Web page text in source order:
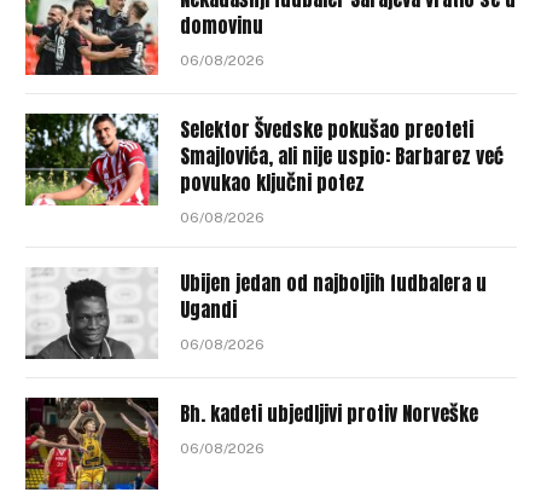
domovinu
06/08/2026
Selektor Švedske pokušao preoteti
Smajlovića, ali nije uspio: Barbarez već
povukao ključni potez
06/08/2026
Ubijen jedan od najboljih fudbalera u
Ugandi
06/08/2026
Bh. kadeti ubjedljivi protiv Norveške
06/08/2026